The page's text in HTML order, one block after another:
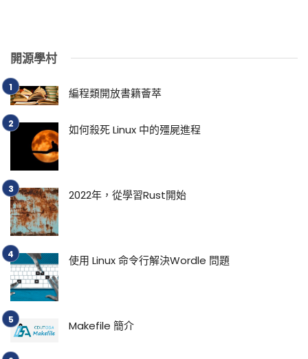
開源學村
編程類開放書籍薈萃
如何殺死 Linux 中的殭屍進程
2022年，從學習Rust開始
使用 Linux 命令行解決Wordle 問題
Makefile 簡介